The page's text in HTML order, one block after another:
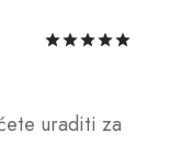
uraditi za